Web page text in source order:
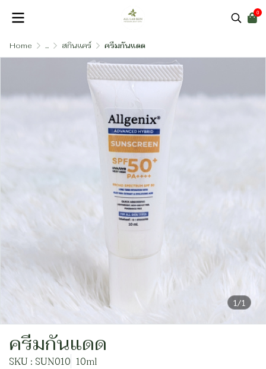
0
Home ... สกินแคร์ ครีมกันแดด
1/1
ครีมกันแดด
SKU : SUN010 10ml